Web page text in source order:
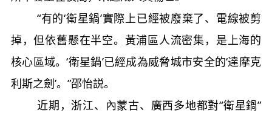
“有的‘衛星鍋’實際上已經被廢棄了、電線被剪
掉，但依舊懸在半空。黃浦區人流密集，是上海的
核心區域。‘衛星鍋’已經成為威脅城市安全的‘達摩克
利斯之劍’。”邵怡説。
近期，浙江、內蒙古、廣西多地都對“衛星鍋”